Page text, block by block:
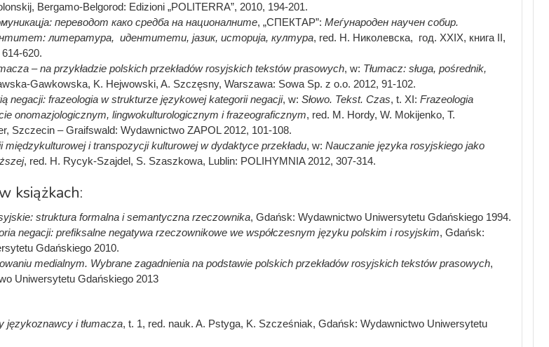
Bergamo-Belgorod: Edizioni „POLITERRA”, 2010, 194-201.
а: переводот како средба на националните, „СПЕКТАР”: Меѓународен научен собир.
литература, идентитети, jазик, историjа, култура, red. Н. Николевска, год. ХХIХ, книга II,
620.
– na przykładzie polskich przekładów rosyjskich tekstów prasowych, w: Tłumacz: sługa, pośrednik,
Gawkowska, K. Hejwowski, A. Szczęsny, Warszawa: Sowa Sp. z o.o. 2012, 91-102.
negacji: frazeologia w strukturze językowej kategorii negacji, w: Słowo. Tekst. Czas, t. XI: Frazeologia
onomazjologicznym, lingwokulturologicznym i frazeograficznym, red. M. Hordy, W. Mokijenko, T.
Szczecin – Graifswald: Wydawnictwo ZAPOL 2012, 101-108.
międzykulturowej i transpozycji kulturowej w dydaktyce przekładu, w: Nauczanie języka rosyjskiego jako
, red. H. Rycyk-Szajdel, S. Szaszkowa, Lublin: POLIHYMNIA 2012, 307-314.
książkach:
struktura formalna i semantyczna rzeczownika, Gdańsk: Wydawnictwo Uniwersytetu Gdańskiego 1994.
negacji: prefiksalne negatywa rzeczownikowe we współczesnym języku polskim i rosyjskim, Gdańsk:
Gdańskiego 2010.
medialnym. Wybrane zagadnienia na podstawie polskich przekładów rosyjskich tekstów prasowych,
Uniwersytetu Gdańskiego 2013
językoznawcy i tłumacza, t. 1, red. nauk. A. Pstyga, K. Szcześniak, Gdańsk: Wydawnictwo Uniwersytetu